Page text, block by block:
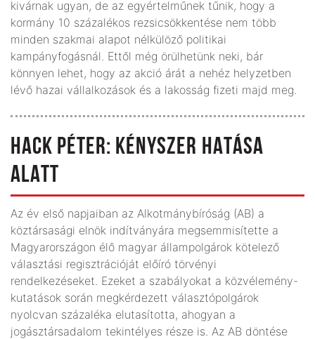
kivárnak ugyan, de az egyértelműnek tűnik, hogy a
kormány 10 százalékos rezsicsökkentése nem több
minden szakmai alapot nélkülöző politikai
kampányfogásnál. Ettől még örülhetünk neki, bár
könnyen lehet, hogy az akció árát a nehéz helyzetben
lévő hazai vállalkozások és a lakosság fizeti majd meg.
HACK PÉTER: KÉNYSZER HATÁSA
ALATT
Az év első napjaiban az Alkotmánybíróság (AB) a
köztársasági elnök indítványára megsemmisítette a
Magyarországon élő magyar állampolgárok kötelező
választási regisztrációját előíró törvényi
rendelkezéseket. Ezeket a szabályokat a közvélemény-
kutatások során megkérdezett választópolgárok
nyolcvan százaléka elutasította, ahogyan a
jogásztársadalom tekintélyes része is. Az AB döntése